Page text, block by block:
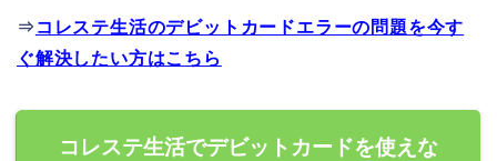
⇒ コレステ生活のデビットカードエラーの問題を今す
ぐ解決したい方はこちら
コレステ生活でデビットカードを使えな